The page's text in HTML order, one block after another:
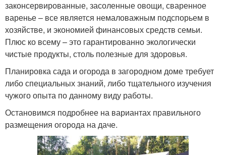
законсервированные, засоленные овощи, сваренное
варенье – все является немаловажным подспорьем в
хозяйстве, и экономией финансовых средств семьи.
Плюс ко всему – это гарантированно экологически
чистые продукты, столь полезные для здоровья.
Планировка сада и огорода в загородном доме требует
либо специальных знаний, либо тщательного изучения
чужого опыта по данному виду работы.
Остановимся подробнее на вариантах правильного
размещения огорода на даче.